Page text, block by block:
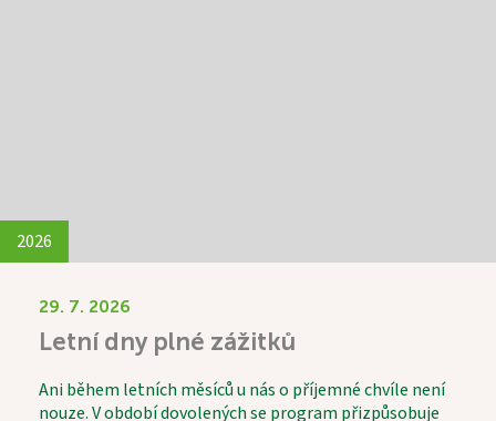
2026
29. 7. 2026
Letní dny plné zážitků
Ani během letních měsíců u nás o příjemné chvíle není
nouze. V období dovolených se program přizpůsobuje